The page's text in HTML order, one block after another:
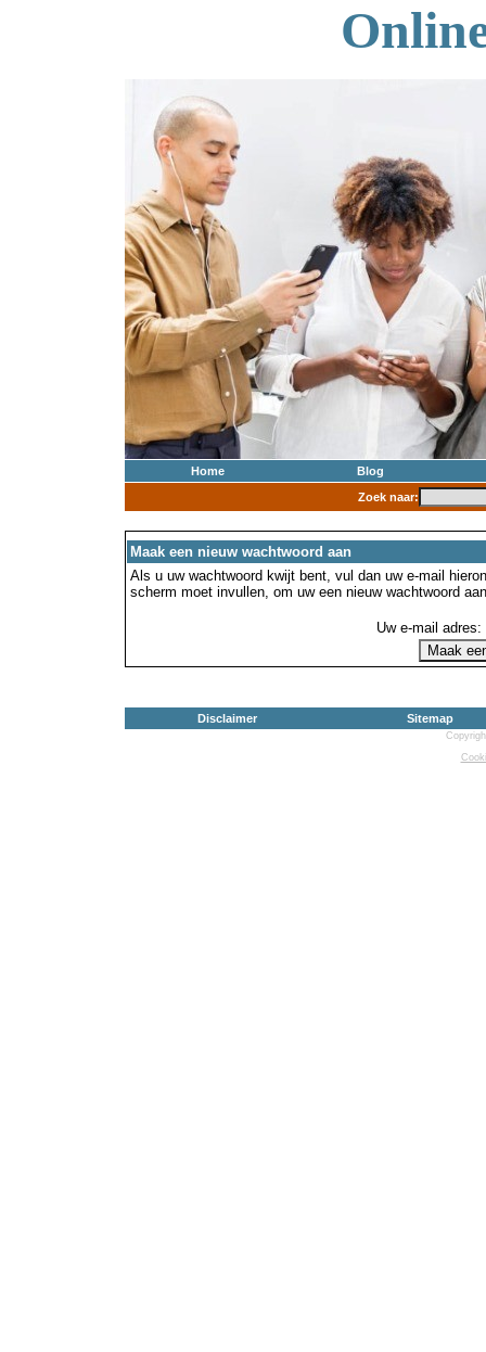
Home
Blog
Zoek naar:
Maak een nieuw wachtwoord aan
Als u uw wachtwoord kwijt bent, vul dan uw e-mail
scherm moet invullen, om uw een nieuw wachtwoord
Uw e-mail adres:
Disclaimer Sitemap